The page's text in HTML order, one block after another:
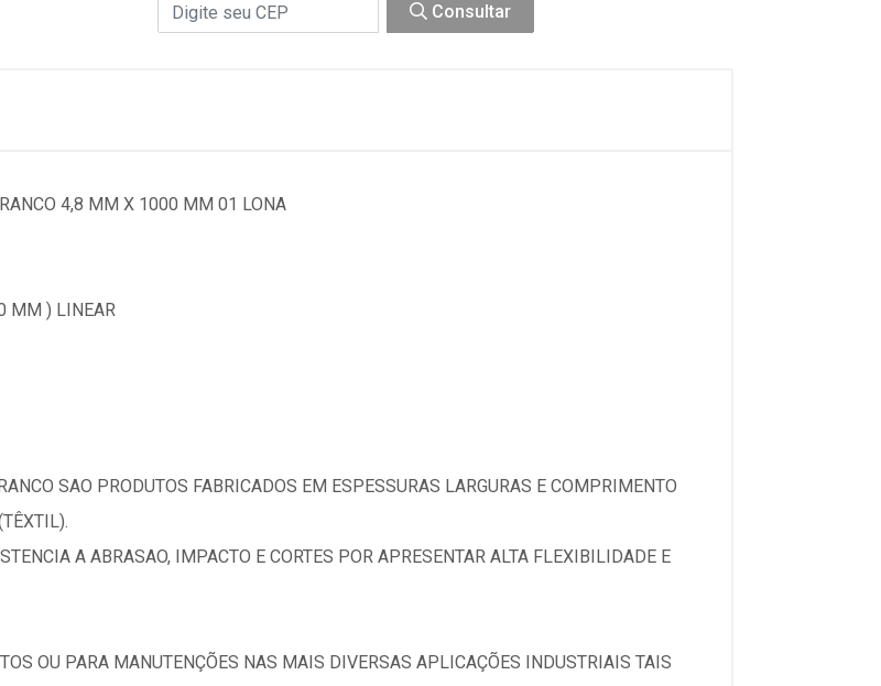
Consultar
4,8 MM X 1000 MM 01 LONA
MM ) LINEAR
SAO PRODUTOS FABRICADOS EM ESPESSURAS LARGURAS E COMPRIMENTO
A ABRASAO, IMPACTO E CORTES POR APRESENTAR ALTA FLEXIBILIDADE E
OU PARA MANUTENÇÕES NAS MAIS DIVERSAS APLICAÇÕES INDUSTRIAIS TAIS